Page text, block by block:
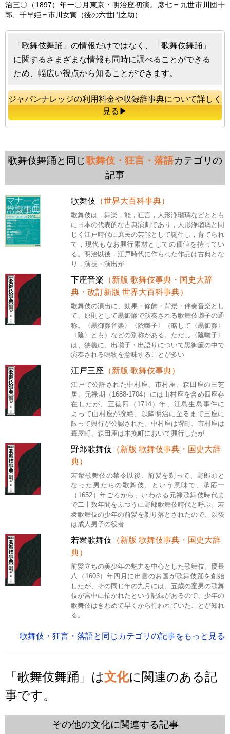
治三〇（1897）年一〇月東京・明治座初演。彦七＝九世市川団十
郎、千早姫＝市川女寅（後の六世門之助）
「歌舞伎舞踊」の情報だけではなく、「歌舞伎舞踊」
に関するさまざまな情報も同時に調べることができる
ため、幅広い視点から知ることができます。
ジャパンナレッジの利用料金や収録辞事典について詳しく
見る▶
歌舞伎舞踊と同じ歌舞伎・狂言・落語カテゴリの
記事
歌舞伎 （世界大百科事典）
歌舞伎は，舞楽，能，狂言，人形浄瑠璃などととも
に日本の代表的な古典演劇であり，人形浄瑠璃と同
じく江戸時代に庶民の芸能として誕生し，育てられ
て，現代もなお興行素材としての価値を持ってい
る。明治以後，江戸時代に作られた作品は古典とな
り，演技・演出が
下座音楽 （新版 歌舞伎事典・国史大辞
典・改訂新版 世界大百科事典）
歌舞伎の演出に、効果・修飾・背景・伴奏音楽とし
て、原則として黒御簾で演奏される歌舞伎囃子の通
称。〈黒御簾音楽〉〈陰囃子〉（略して〈黒御簾〉
〈陰〉とも）などの別称がある。ただし〈陰囃子〉
は、狭義に、出囃子・出語りについて黒御簾の中で
演奏される鳴物を意味することが多い
江戸三座 （新版 歌舞伎事典）
江戸で公許された中村座、市村座、森田座の三芝
居。元禄期（1688‐1704）には山村座を含め四座存
在したが、正徳四（1714）年、江島生島事件に
よって山村座が廃絶、以降明治に至るまで三座に
限って興行が公認された。中村座は堺町、市村座は
葺屋町、森田座は木挽町において興行したが
野郎歌舞伎 （新版 歌舞伎事典・国史大辞
典）
若衆歌舞伎の禁令以後、前髪を剃って、野郎頭と
なった男たちの歌舞伎、という意味で、承応一
（1652）年ごろから、いわゆる元禄歌舞伎時代ま
で二十数年間をふつうに野郎歌舞伎時代と呼ぶ。若
衆歌舞伎の少年の前髪を剃り落とされたので、以後
は成人男子の役者
若衆歌舞伎 （新版 歌舞伎事典・国史大辞
典）
前髪立ちの美少年の魅力を中心とした歌舞伎。慶長
八（1603）年四月に出雲のお国が歌舞伎踊を創始
したが、その同じ年の九月には、五歳の童男の歌舞
伎が宮中に招かれたという記録があるので、少年の
歌舞伎はきわめて早くから行われていたことが知れ
る。
歌舞伎・狂言・落語と同じカテゴリの記事をもっと見る
「歌舞伎舞踊」は文化に関連のある記
事です。
その他の文化に関連する記事